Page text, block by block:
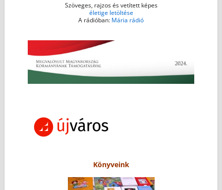
Szöveges, rajzos és vetített képes
életige letöltése
A rádióban: Mária rádió
Könyveink